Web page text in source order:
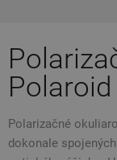
Polarizačné
dokonale